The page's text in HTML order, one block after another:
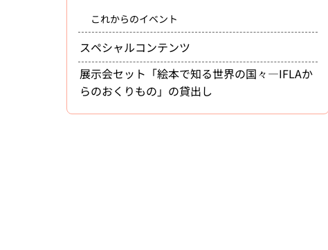
これからのイベント
スペシャルコンテンツ
展示会セット「絵本で知る世界の国々―IFLAか
らのおくりもの」の貸出し